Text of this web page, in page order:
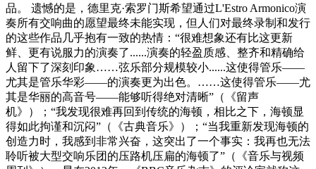
品。 遗憾的是，德里克·索罗门斯希望通过L'Estro Armonico演
奏所有交响曲的愿望最终未能实现，但人们对最终录制和发行
的这些作品几乎抱有一致的热情：“很难想象还有比这更新
鲜、更有说服力的演奏了......演奏的轻盈质感、整齐和精确给
人留下了深刻印象……弦乐部分规模较小......这使得管乐——
尤其是管乐华彩——的演奏更为出色。……这使得管乐——尤
其是华丽的高音号——能够听得绝对清晰”（《留声
机》）；“我发现很难再回到传统的海顿，相比之下，海顿显
得如此拘谨和沉闷”（《古典音乐》）；“当我重新发现海顿的
创造力时，我感到非常兴奋，这突出了一个事实：我再也无法
聆听被大型交响乐团的压路机压扁的海顿了”（《音乐与视频